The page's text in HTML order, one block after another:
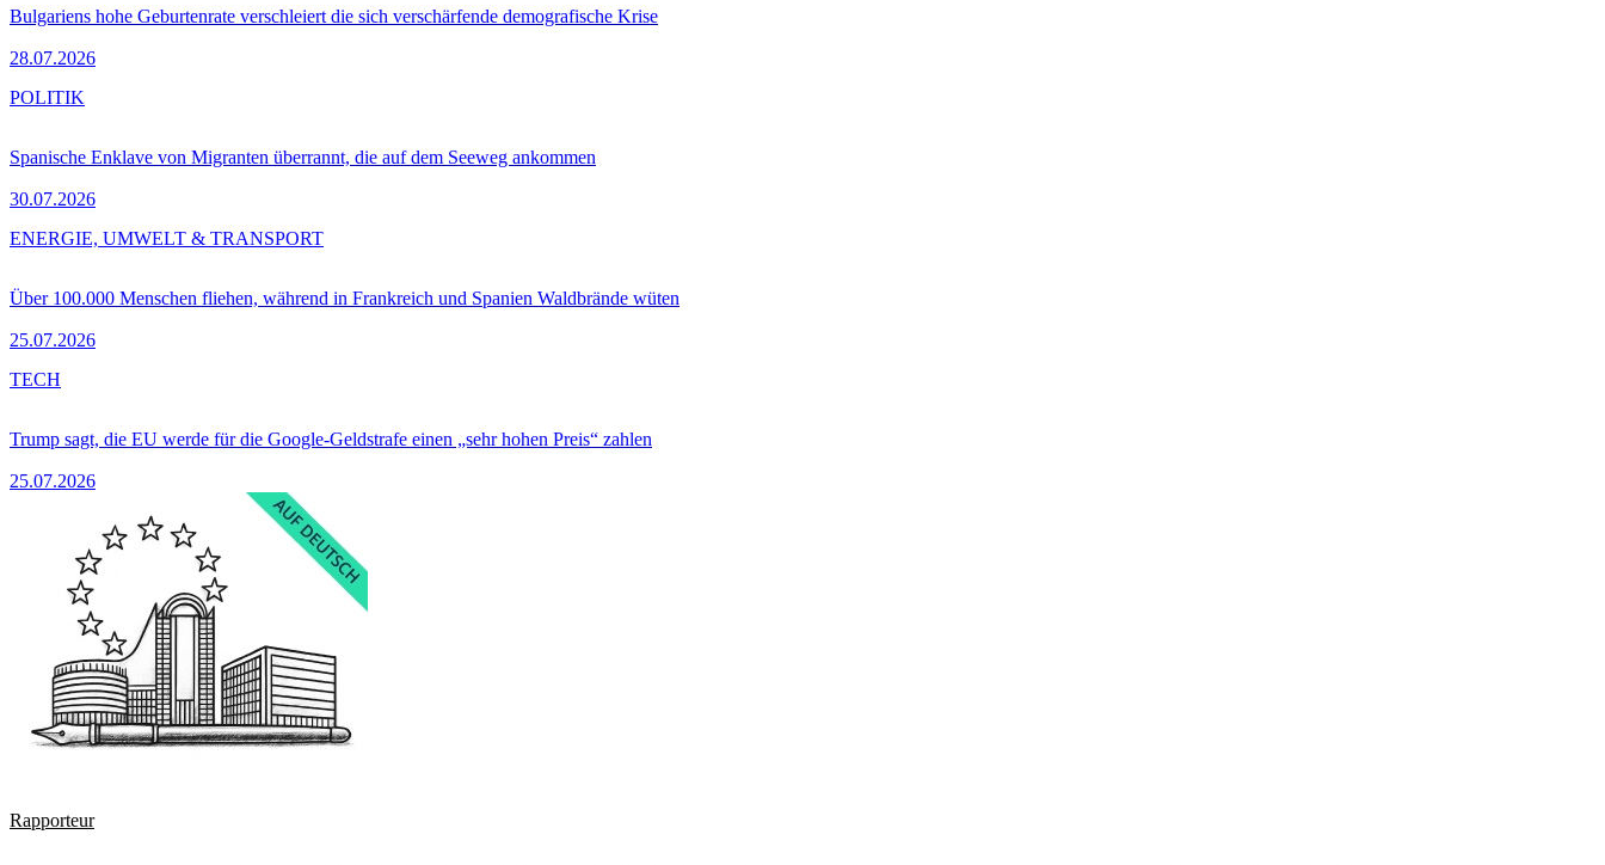
Bulgariens hohe Geburtenrate verschleiert die sich verschärfende demografische Krise
28.07.2026
Spanische Enklave von Migranten überrannt, die auf dem Seeweg ankommen
30.07.2026
POLITIK
Über 100.000 Menschen fliehen, während in Frankreich und Spanien Waldbrände wüten
25.07.2026
ENERGIE, UMWELT & TRANSPORT
Trump sagt, die EU werde für die Google-Geldstrafe einen „sehr hohen Preis“ zahlen
25.07.2026
TECH
Rapporteur